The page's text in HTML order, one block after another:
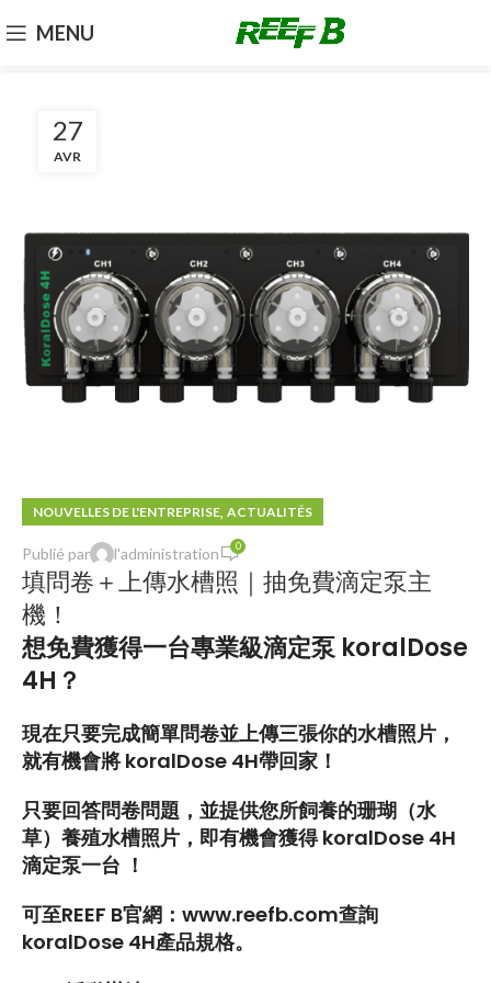
MENU
27
AVR
NOUVELLES DE L'ENTREPRISE, ACTUALITÉS
Publié par l'administration 0
填問卷＋上傳水槽照｜抽免費滴定泵主
機！
想免費獲得一台專業級滴定泵koralDose
4H ？
現在只要完成簡單問卷並上傳三張你的水槽照片 ，
就有機會將 koralDose 4H帶回家！
只要回答問卷問題，並提供您所飼養的珊瑚（水
草）養殖水槽照片，即有機會獲得 koralDose 4H
滴定泵一台 ！
可至REEF B官網： www.reefb.com查詢
koralDose 4H產品規格。